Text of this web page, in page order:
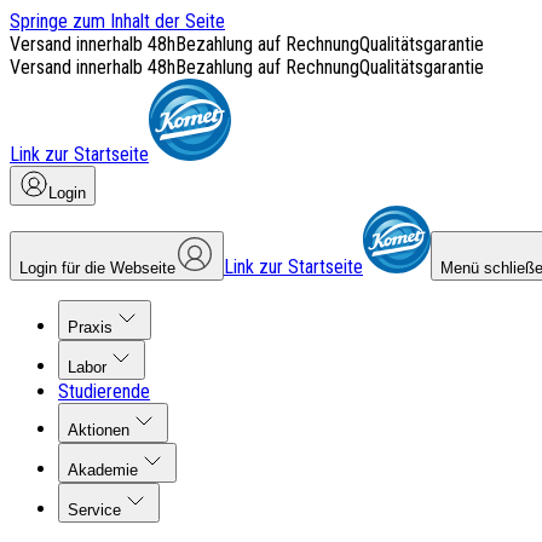
Springe zum Inhalt der Seite
Versand innerhalb 48hBezahlung auf RechnungQualitätsgarantie
Versand innerhalb 48hBezahlung auf RechnungQualitätsgarantie
Link zur Startseite
Login
Login für die Webseite Link zur Startseite Menü
Praxis
Labor
Studierende
Aktionen
Akademie
Service